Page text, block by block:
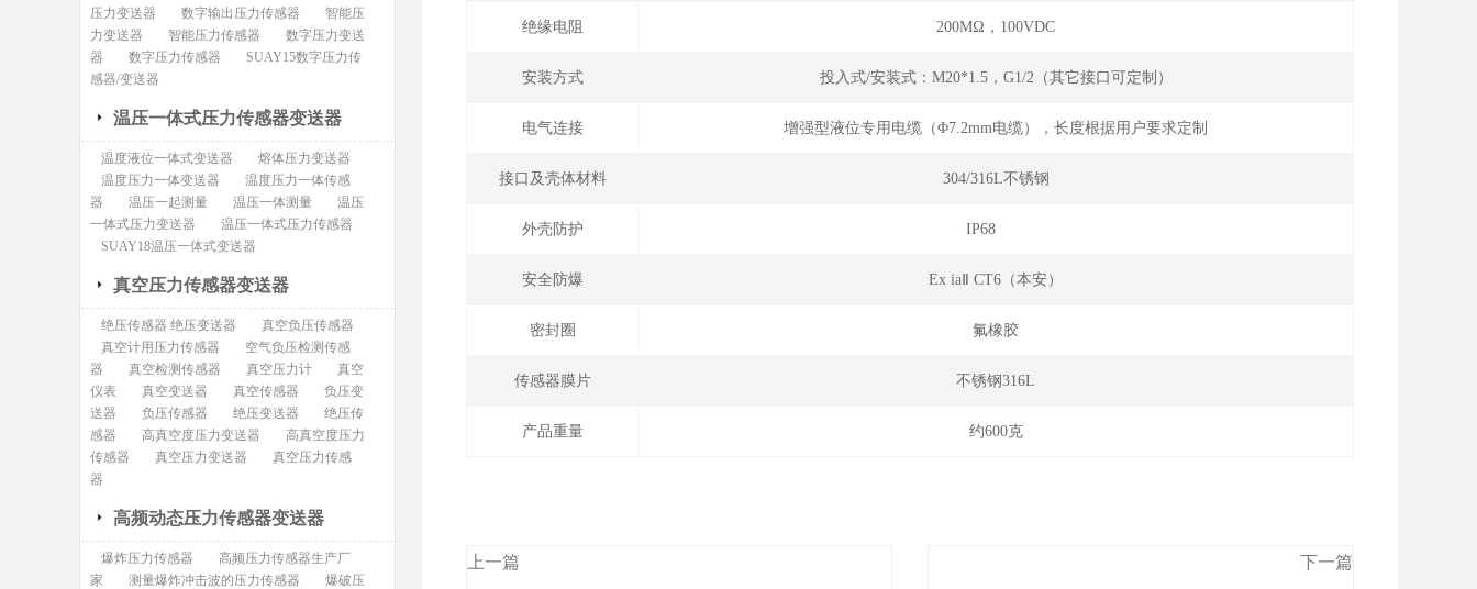
绝缘电阻 200MΩ，100VDC
安装方式 投入式/安装式：M20*1.5，G1/2（其它接口可定制）
电气连接 增强型液位专用电缆（Φ7.2mm电缆），长度根据用户要求定制
接口及壳体材料 304/316L不锈钢
外壳防护 IP68
安全防爆 Ex iaⅡ CT6（本安）
密封圈 氟橡胶
传感器膜片 不锈钢316L
产品重量 约600克
上一篇 下一篇
压力变送器
数字输出压力传感器
智能压
力变送器
智能压力传感器
数字压力变送
器
数字压力传感器
SUAY15数字压力传
感器/变送器
温压一体式压力传感器变送器
温度液位一体式变送器
熔体压力变送器
温度压力一体变送器
温度压力一体传感
器
温压一起测量 温压一体测量
温压
一体式压力变送器
温压一体式压力传感器
SUAY18温压一体式变送器
真空压力传感器变送器
绝压传感器 绝压变送器
真空负压传感器
真空计用压力传感器
空气负压检测传感
器
真空检测传感器 真空压力计
真空
仪表
真空变送器 真空传感器
负压变
送器
负压传感器 绝压变送器
绝压传
感器
高真空度压力变送器
高真空度压力
传感器
真空压力变送器
真空压力传感
器
高频动态压力传感器变送器
爆炸压力传感器
高频压力传感器生产厂
家
测量爆炸冲击波的压力传感器
爆破压